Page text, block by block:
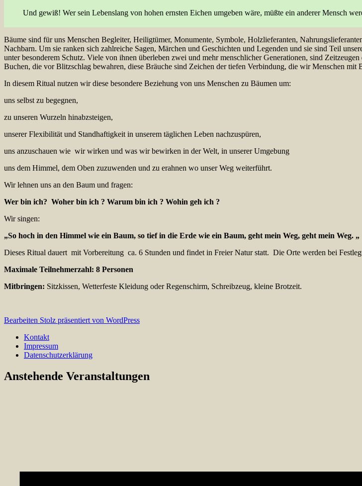
Und gewiß! Wer sein Lebenslang von hohen ernsten Eichen umgeben wäre, müßte ein anderer Mensch
Bäume sind für uns Menschen Begleiter, Heiligtümer, Monumente, Symbole, Holzlieferanten,
Nachbarn. Um sie ranken sich zahlreiche Sagen, Märchen und Geschichten und Legenden und sie sind Teil
unter besonderem Schutz. Viele von ihnen überleben zwei und mehr menschlicher Generationen, sind
Buchen, die vor Blitzschlag bewahren, diese Bräuche sind Zeichen der tiefen Verbindung, die wir Menschen mit
In diesem Ritual nutzen wir diese besondere Beziehung von uns Menschen zu Bäumen um:
uns selbst zu begegnen,
zu unseren Wurzeln hinabzsteigen,
unserer Flexibilität und Standhaftigkeit in unserem täglichen Leben nachzuspüren,
uns anzuschauen wie wir wirken und was wir bewirken in der Welt, in unserer Umgebung
uns dem Himmel, dem Oben zuzuwenden und zu erahnen wo unser Weg weiterführt.
Wir lehnen uns an den Baum und fragen:
Wer bin ich? Woher bin ich ? Warum bin ich ? Wohin geh ich ?
Wir singen:
„So hoch in den Himmel wie ein Baum, so tief in die Erde wie ein Baum, geht mein Weg, geht mein Weg. „
Dieses Ritual dauert mit Vorbereitung ca. 6 Stunden und findet in Freier Natur statt. Die Orte werden bei
Maximale Teilnehmerzahl: 8 Personen
Mitbringen: Sitzkissen, Wetterfeste Kleidung oder Regenschirm, Schreibzeug, kleine Brotzeit.
Bearbeiten Stolz präsentiert von WordPress
Kontakt
Impressum
Datenschutzerklärung
Anstehende Veranstaltungen